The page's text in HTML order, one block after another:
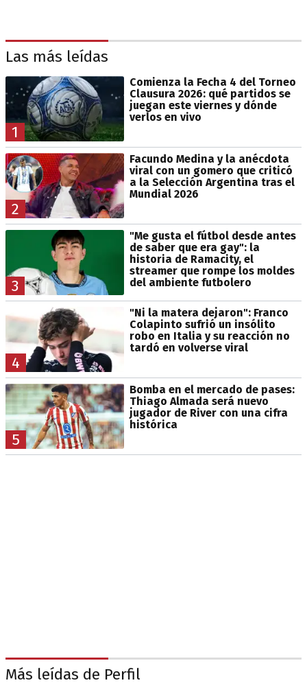
Las más leídas
1
Comienza la Fecha 4 del Torneo
Clausura 2026: qué partidos se
juegan este viernes y dónde
verlos en vivo
2
Facundo Medina y la anécdota
viral con un gomero que criticó
a la Selección Argentina tras el
Mundial 2026
3
"Me gusta el fútbol desde antes
de saber que era gay": la
historia de Ramacity, el
streamer que rompe los moldes
del ambiente futbolero
4
"Ni la matera dejaron": Franco
Colapinto sufrió un insólito
robo en Italia y su reacción no
tardó en volverse viral
5
Bomba en el mercado de pases:
Thiago Almada será nuevo
jugador de River con una cifra
histórica
Más leídas de Perfil